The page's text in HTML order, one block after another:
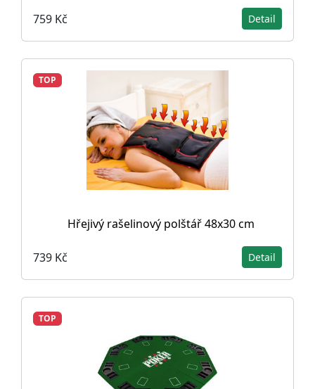
759 Kč Detail
TOP
Hřejivý rašelinový polštář 48x30 cm
739 Kč Detail
TOP